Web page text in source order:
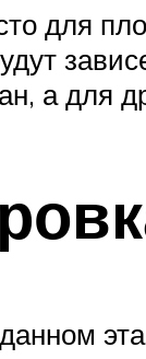
для
а для